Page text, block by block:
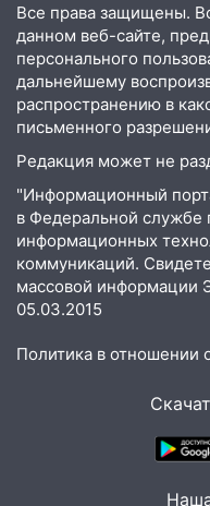
Все права защищены.
данном веб-сайте,
персонального
дальнейшему
распространению в
письменного
Редакция может не
"Информационный
в Федеральной службе
информационных
коммуникаций.
массовой
05.03.2015
Политика в отношении